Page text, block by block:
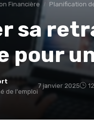
Financière Planification
sa
pour
de l'emploi
7 janvier 2025